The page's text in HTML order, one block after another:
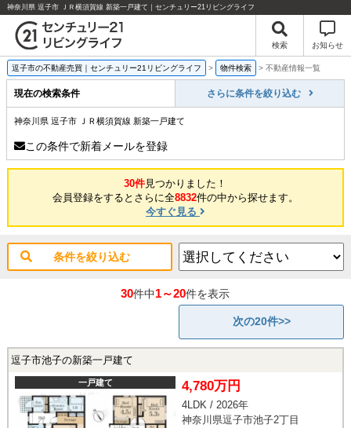
神奈川県 逗子市 ＪＲ横須賀線 新築一戸建て｜センチュリー21リビングライフ
検索 お知らせ
逗子市の不動産売買｜センチュリー21リビングライフ > 物件検索 > 不動産情報一覧
現在の検索条件 さらに条件を絞り込む
神奈川県 逗子市 ＪＲ横須賀線 新築一戸建て
この条件で新着メールを登録
30件見つかりました！
会員登録をするとさらに全8832件の中から探せます。
今すぐ見る
条件を絞り込む
30件中1～20件を表示
次の20件>>
逗子市池子の新築一戸建て
一戸建て 4,780万円
4LDK / 2026年
神奈川県逗子市池子2丁目